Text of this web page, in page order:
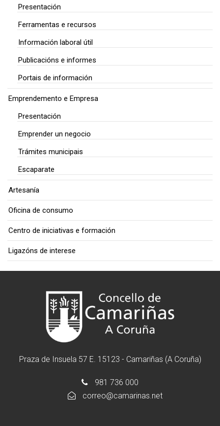
Presentación
Ferramentas e recursos
Información laboral útil
Publicacións e informes
Portais de información
Emprendemento e Empresa
Presentación
Emprender un negocio
Trámites municipais
Escaparate
Artesanía
Oficina de consumo
Centro de iniciativas e formación
Ligazóns de interese
Praza de Insuela 57 E. 15123 - Camariñas (A Coruña)
981 736 000
correo@camarinas.net